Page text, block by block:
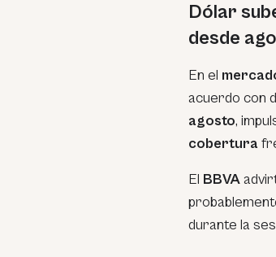
Dólar
desde
En el
acuerdo con
agosto,
cobertura
El BBVA
durante la